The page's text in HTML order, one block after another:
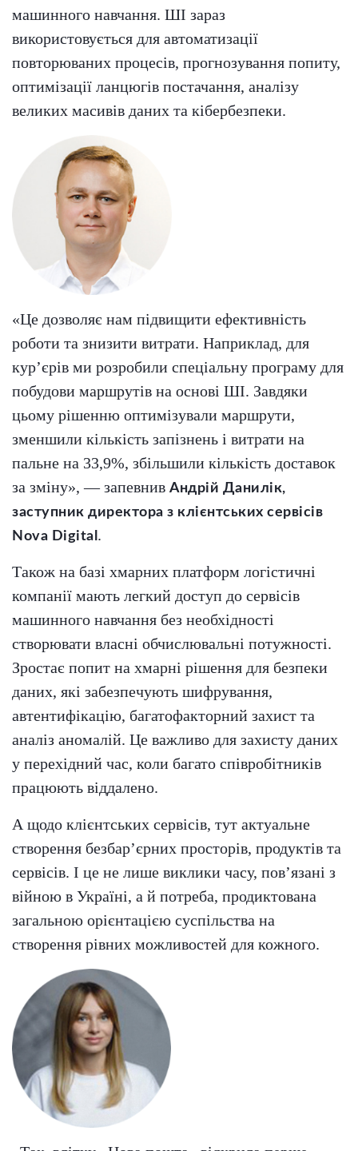
машинного навчання. ШІ зараз
використовується для автоматизації
повторюваних процесів, прогнозування попиту,
оптимізації ланцюгів постачання, аналізу
великих масивів даних та кібербезпеки.
«Це дозволяє нам підвищити ефективність
роботи та знизити витрати. Наприклад, для
кур’єрів ми розробили спеціальну програму для
побудови маршрутів на основі ШІ. Завдяки
цьому рішенню оптимізували маршрути,
зменшили кількість запізнень і витрати на
пальне на 33,9%, збільшили кількість доставок
за зміну», — запевнив Андрій Данилік,
заступник директора з клієнтських сервісів
Nova Digital .
Також на базі хмарних платформ логістичні
компанії мають легкий доступ до сервісів
машинного навчання без необхідності
створювати власні обчислювальні потужності.
Зростає попит на хмарні рішення для безпеки
даних, які забезпечують шифрування,
автентифікацію, багатофакторний захист та
аналіз аномалій. Це важливо для захисту даних
у перехідний час, коли багато співробітників
працюють віддалено.
А щодо клієнтських сервісів, тут актуальне
створення безбар’єрних просторів, продуктів та
сервісів. І це не лише виклики часу, пов’язані з
війною в Україні, а й потреба, продиктована
загальною орієнтацією суспільства на
створення рівних можливостей для кожного.